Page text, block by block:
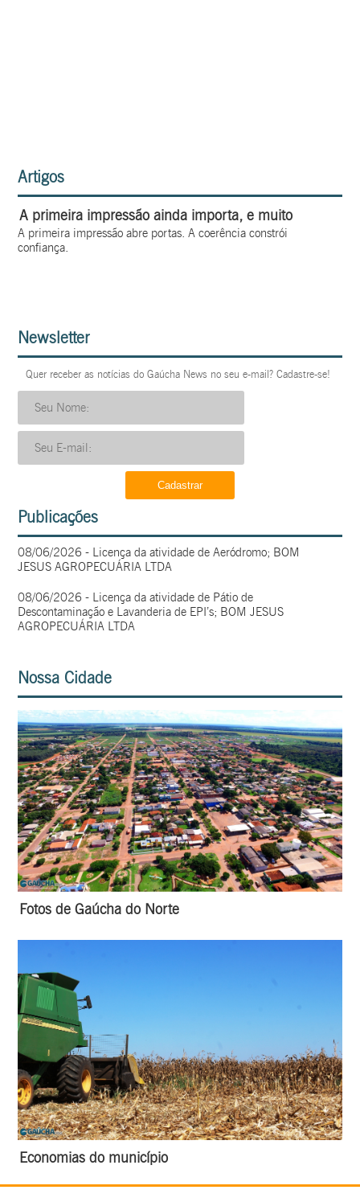
Artigos
A primeira impressão ainda importa, e muito
A primeira impressão abre portas. A coerência constrói
confiança.
Newsletter
Quer receber as notícias do Gaúcha News no seu e-mail? Cadastre-se!
Publicações
08/06/2026 - Licença da atividade de Aeródromo; BOM
JESUS AGROPECUÁRIA LTDA
08/06/2026 - Licença da atividade de Pátio de
Descontaminação e Lavanderia de EPI’s; BOM JESUS
AGROPECUÁRIA LTDA
Nossa Cidade
Fotos de Gaúcha do Norte
Economias do município